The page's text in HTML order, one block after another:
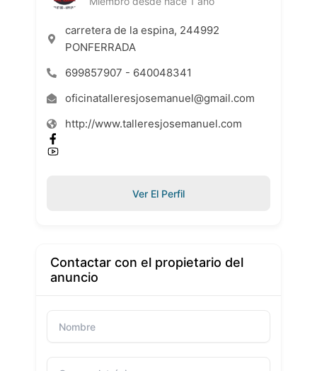
carretera de la espina, 244992
PONFERRADA
699857907 - 640048341
oficinatalleresjosemanuel@gmail.com
http://www.talleresjosemanuel.com
Ver El Perfil
Contactar con el propietario del
anuncio